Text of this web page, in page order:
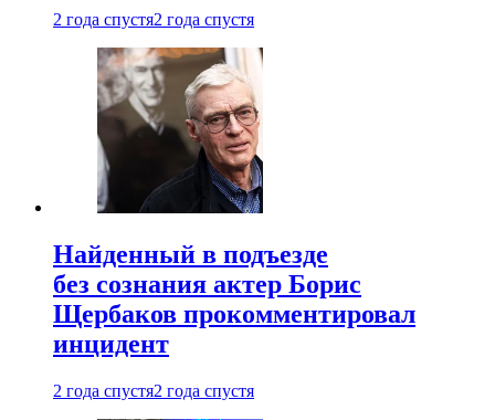
2 года спустя2 года спустя
Найденный в подъезде
без сознания актер Борис
Щербаков прокомментировал
инцидент
2 года спустя2 года спустя